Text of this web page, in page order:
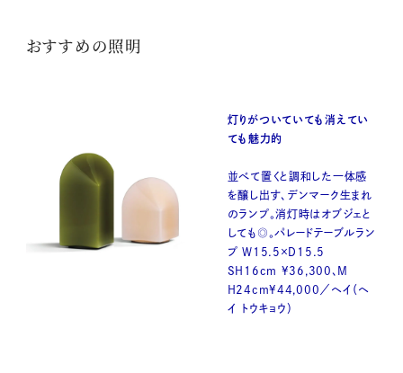
おすすめの照明
灯りがついていても消えてい
ても魅力的
並べて置くと調和した一体感
を醸し出す、デンマーク生まれ
のランプ。消灯時はオブジェと
しても◎。パレードテーブルラン
プ W15.5×D15.5
SH16cm ¥36,300、M
H24cm¥44,000／ヘイ（ヘ
イ トウキョウ）